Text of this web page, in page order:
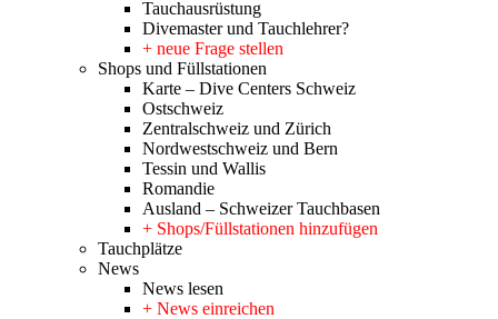
Tauchausrüstung
Divemaster und Tauchlehrer?
+ neue Frage stellen
Shops und Füllstationen
Karte – Dive Centers Schweiz
Ostschweiz
Zentralschweiz und Zürich
Nordwestschweiz und Bern
Tessin und Wallis
Romandie
Ausland – Schweizer Tauchbasen
+ Shops/Füllstationen hinzufügen
Tauchplätze
News
News lesen
+ News einreichen